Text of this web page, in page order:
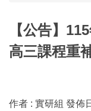
【公告】
高三課程重
作者 : 實研組 發佈